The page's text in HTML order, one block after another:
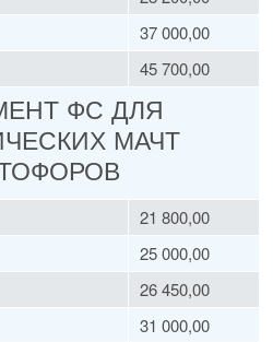
37 000,00
45 700,00
ФС ДЛЯ
МАЧТ
21 800,00
25 000,00
26 450,00
31 000,00